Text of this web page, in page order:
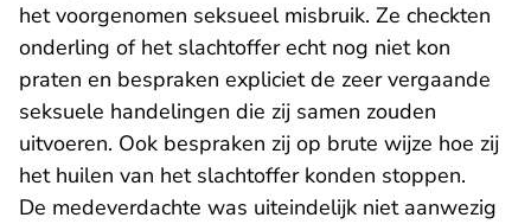
het voorgenomen seksueel misbruik. Ze checkten
onderling of het slachtoffer echt nog niet kon
praten en bespraken expliciet de zeer vergaande
seksuele handelingen die zij samen zouden
uitvoeren. Ook bespraken zij op brute wijze hoe zij
het huilen van het slachtoffer konden stoppen.
De medeverdachte was uiteindelijk niet aanwezig